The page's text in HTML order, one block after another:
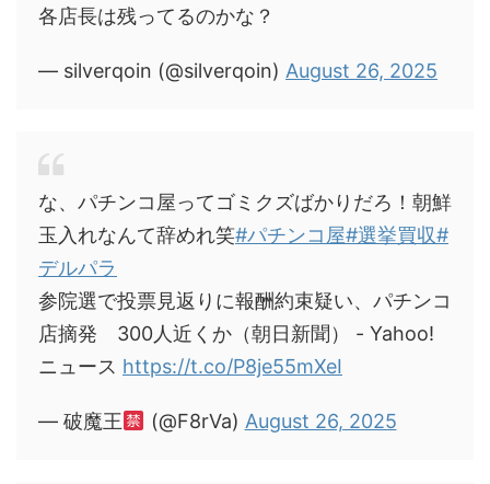
各店長は残ってるのかな？
— silverqoin (@silverqoin) August 26, 2025
な、パチンコ屋ってゴミクズばかりだろ！朝鮮
玉入れなんて辞めれ笑#パチンコ屋#選挙買収#
デルパラ
参院選で投票見返りに報酬約束疑い、パチンコ
店摘発 300人近くか（朝日新聞） - Yahoo!
ニュース https://t.co/P8je55mXeI
— 破魔王 (@F8rVa) August 26, 2025